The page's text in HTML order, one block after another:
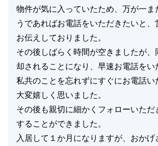
物件が気に入っていたため、万が一ま
うであればお電話をいただきたいと、
お伝えしておりました。
その後しばらく時間が空きましたが、
却されることになり、早速お電話をい
私共のことを忘れずにすぐにお電話い
大変嬉しく思いました。
その後も親切に細かくフォローいただ
することができました。
入居して１か月になりますが、おか